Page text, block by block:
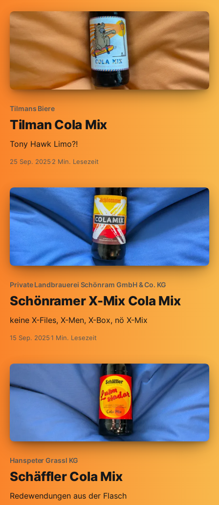
Tilmans Biere
Tilman Cola Mix
Tony Hawk Limo?!
25 Sep. 2025 2 Min. Lesezeit
Private Landbrauerei Schönram GmbH & Co. KG
Schönramer X-Mix Cola Mix
keine X-Files, X-Men, X-Box, nö X-Mix
15 Sep. 20251 Min. Lesezeit
Hanspeter Grassl KG
Schäffler Cola Mix
Redewendungen aus der Flasch